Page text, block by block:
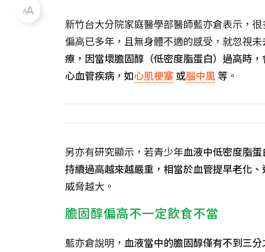
新竹台大分院家庭醫學部醫師藍亦倉表示，
偏高已多年，且無身體不適的感受，就忽視
療，因當壞膽固醇（低密度脂蛋白）過高時
心血管疾病，如心肌梗塞 或腦中風 等 。
另亦有研究顯示，若青少年血液中低密度脂
持續過高越來越嚴重，相當於血管提早老化、
威脅越大。
膽固醇偏高不一定飲食不當
藍亦倉說明， 血液當中的膽固醇僅有不到三